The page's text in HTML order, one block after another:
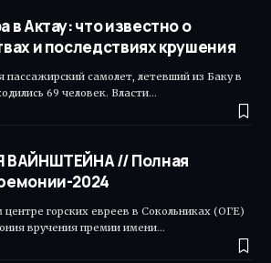
в Актау: что известно о
и последствиях крушения
пассажирский самолет, летевший из Баку в
69 человек. Власти…
ВАЙНШТЕЙНА // Полная
2024
горских евреев в Сокольниках (ОГЕ)
вручения премии имени…